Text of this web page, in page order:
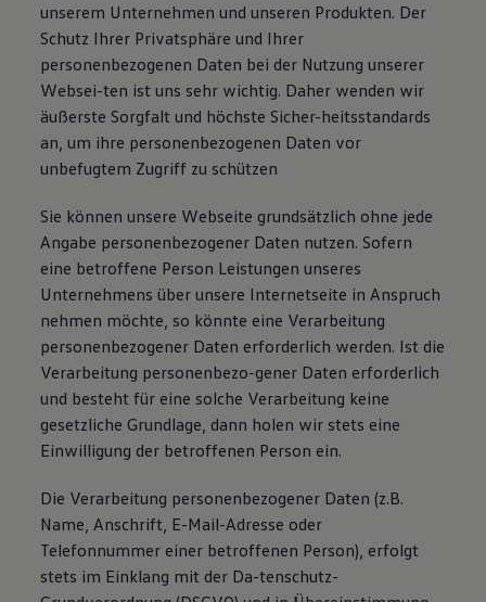
unserem Unternehmen und unseren Produkten. Der
Schutz Ihrer Privatsphäre und Ihrer
personenbezogenen Daten bei der Nutzung unserer
Websei-ten ist uns sehr wichtig. Daher wenden wir
äußerste Sorgfalt und höchste Sicher-heitsstandards
an, um ihre personenbezogenen Daten vor
unbefugtem Zugriff zu schützen
Sie können unsere Webseite grundsätzlich ohne jede
Angabe personenbezogener Daten nutzen. Sofern
eine betroffene Person Leistungen unseres
Unternehmens über unsere Internetseite in Anspruch
nehmen möchte, so könnte eine Verarbeitung
personenbezogener Daten erforderlich werden. Ist die
Verarbeitung personenbezo-gener Daten erforderlich
und besteht für eine solche Verarbeitung keine
gesetzliche Grundlage, dann holen wir stets eine
Einwilligung der betroffenen Person ein.
Die Verarbeitung personenbezogener Daten (z.B.
Name, Anschrift, E-Mail-Adresse oder
Telefonnummer einer betroffenen Person), erfolgt
stets im Einklang mit der Da-tenschutz-